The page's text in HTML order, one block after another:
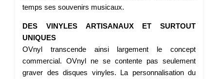
temps ses souvenirs musicaux.
DES VINYLES ARTISANAUX ET SURTOUT
UNIQUES
OVnyl transcende ainsi largement le concept
commercial. OVnyl ne se contente pas seulement
graver des disques vinyles. La personnalisation du